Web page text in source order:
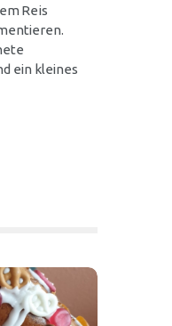
Reis
ein kleines